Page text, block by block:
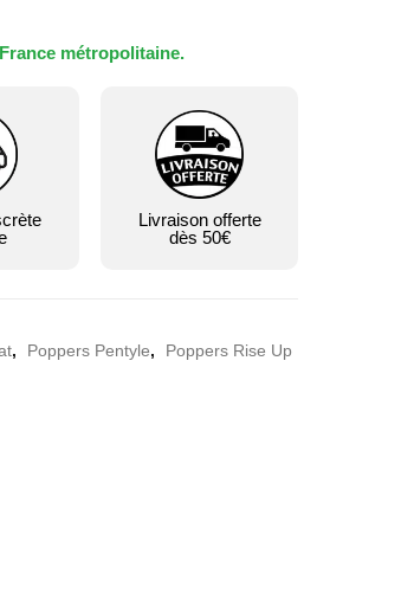
métropolitaine.
Livraison offerte
dès 50€
, Poppers Pentyle, Poppers Rise Up